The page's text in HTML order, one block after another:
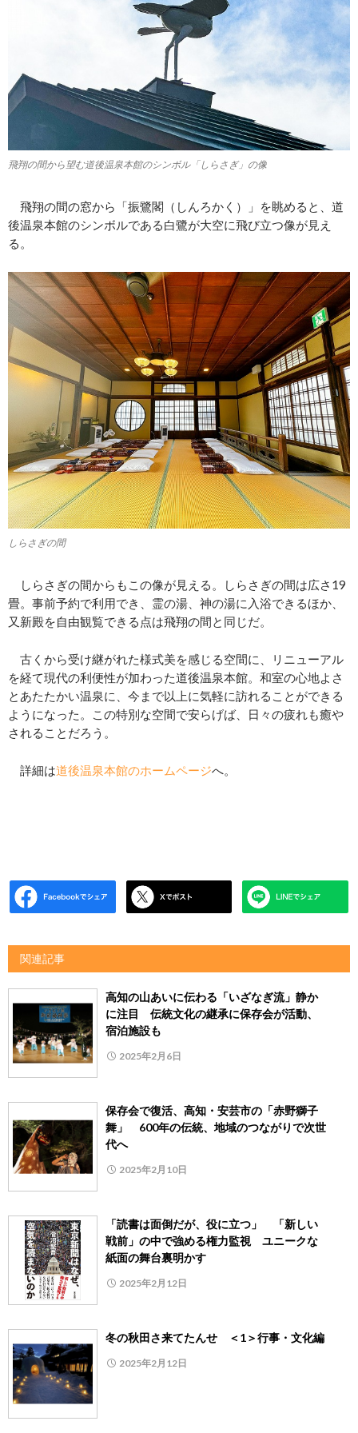
飛翔の間から望む道後温泉本館のシンボル「しらさぎ」の像
飛翔の間の窓から「振鷺閣（しんろかく）」を眺めると、道
後温泉本館のシンボルである白鷺が大空に飛び立つ像が見え
る。
しらさぎの間
しらさぎの間からもこの像が見える。しらさぎの間は広さ19
畳。事前予約で利用でき、霊の湯、神の湯に入浴できるほか、
又新殿を自由観覧できる点は飛翔の間と同じだ。
古くから受け継がれた様式美を感じる空間に、リニューアル
を経て現代の利便性が加わった道後温泉本館。和室の心地よさ
とあたたかい温泉に、今まで以上に気軽に訪れることができる
ようになった。この特別な空間で安らげば、日々の疲れも癒や
されることだろう。
詳細は道後温泉本館のホームページへ。
関連記事
高知の山あいに伝わる「いざなぎ流」静か
に注目 伝統文化の継承に保存会が活動、
宿泊施設も
2025年2月6日
保存会で復活、高知・安芸市の「赤野獅子
舞」 600年の伝統、地域のつながりで次世
代へ
2025年2月10日
「読書は面倒だが、役に立つ」 「新しい
戦前」の中で強める権力監視 ユニークな
紙面の舞台裏明かす
2025年2月12日
冬の秋田さ来てたんせ ＜1＞行事・文化編
2025年2月12日